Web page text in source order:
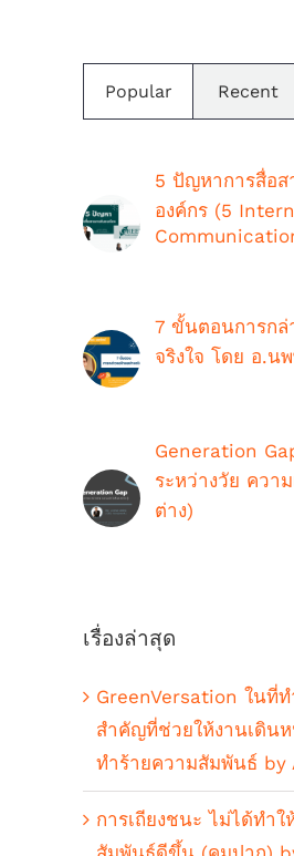
Popular Recent
5 ปัญหาการสื่อส
องค์กร (5
7 ขั้นตอนการกล่
จริงใจ โดย อ.น
Generation
ระหว่างวัย ควา
ต่าง)
เรื่องล่าสุด
GreenVersation ในที่
สำคัญที่ช่วยให้งานเดิน
ทำร้ายความสัมพันธ์ by
การเถียงชนะ ไม่ได้ทำใ